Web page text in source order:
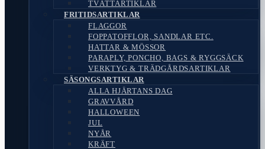
TVÄTTARTIKLAR
FRITIDSARTIKLAR
FLAGGOR
FOPPATOFFLOR, SANDLAR ETC.
HATTAR & MÖSSOR
PARAPLY, PONCHO, BAGS & RYGGSÄCK
VERKTYG & TRÄDGÅRDSARTIKLAR
SÄSONGSARTIKLAR
ALLA HJÄRTANS DAG
GRAVVÅRD
HALLOWEEN
JUL
NYÅR
KRÄFT